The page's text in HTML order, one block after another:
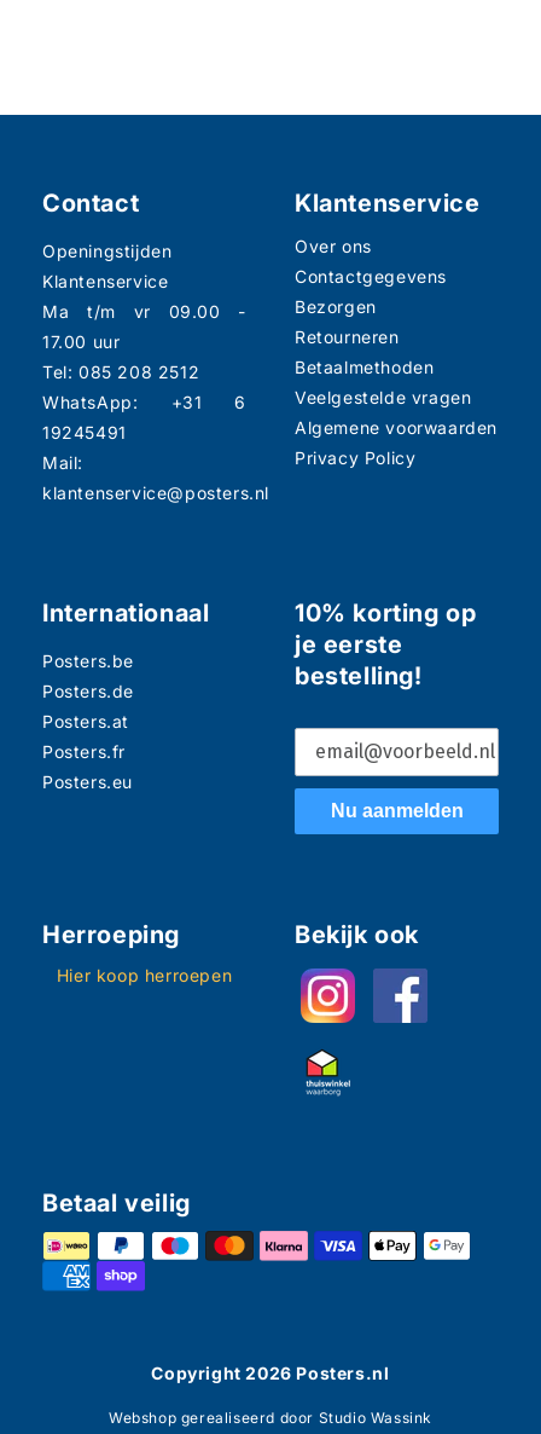
Contact
Openingstijden
Klantenservice
Ma t/m vr 09.00 -
17.00 uur
Tel: 085 208 2512
WhatsApp: +31 6
19245491
Mail:
klantenservice@posters.nl
Klantenservice
Over ons
Contactgegevens
Bezorgen
Retourneren
Betaalmethoden
Veelgestelde vragen
Algemene voorwaarden
Privacy Policy
Internationaal
Posters.be
Posters.de
Posters.at
Posters.fr
Posters.eu
10% korting op
je eerste
bestelling!
Nu aanmelden
Herroeping
Hier koop herroepen
Bekijk ook
Betaal veilig
Copyright2026 Posters.nl
Webshop gerealiseerd door Studio Wassink